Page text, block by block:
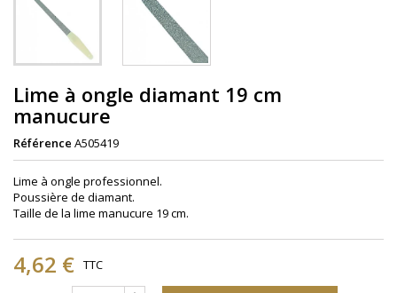
Lime à ongle diamant 19 cm
manucure
Référence A505419
Lime à ongle professionnel.
Poussière de diamant.
Taille de la lime manucure 19 cm.
4,62 € TTC